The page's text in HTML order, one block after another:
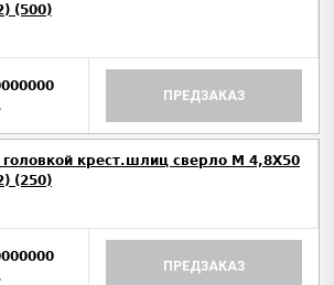
(500)
ПРЕДЗАКАЗ
головкой крест.шлиц сверло М 4,8Х50
(250)
ПРЕДЗАКАЗ